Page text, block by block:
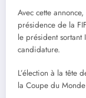
Avec cette
présidence de la
le président
candidature.
L’élection à la tête
la Coupe du